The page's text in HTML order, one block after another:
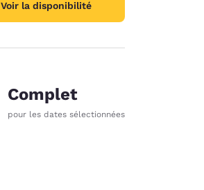
Voir la disponibilité
Complet
pour les dates sélectionnées